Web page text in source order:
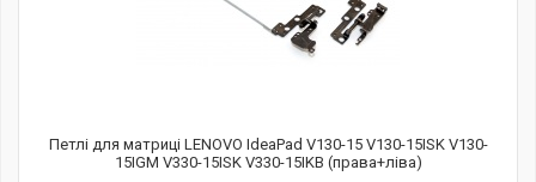
Петлі для матриці LENOVO IdeaPad V130-15 V130-15ISK V130-
15IGM V330-15ISK V330-15IKB (права+ліва)